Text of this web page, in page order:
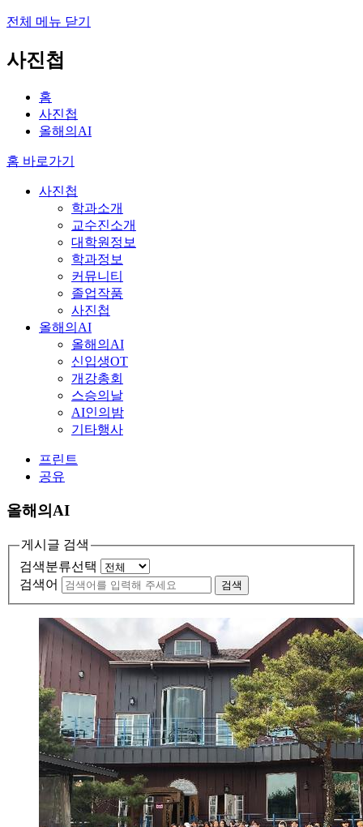
전체 메뉴 닫기
사진첩
홈
사진첩
올해의AI
홈 바로가기
사진첩
학과소개
교수진소개
대학원정보
학과정보
커뮤니티
졸업작품
사진첩
올해의AI
올해의AI
신입생OT
개강총회
스승의날
AI인의밤
기타행사
프린트
공유
올해의AI
게시글 검색
검색분류선택
검색어
검색